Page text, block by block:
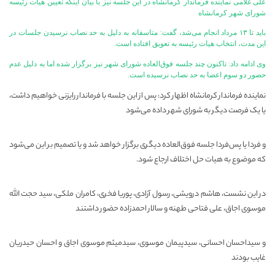
علی غلامی نماینده فرماندار کرمانشاه در این جلسه نیز با بیان اینکه تعیین هیات رئیسه
شورای شهر کرمانشاه
باید تا ۱۳ مرداد انجام می‌شد، گفت: متاسفانه به دلیل به حد نصاب نرسیدن جلسات در
این مدت، انتخاب هیات رئیسه به تعویق افتاده است.
وی ادامه داد: تاکنون چند جلسه فوق‌العاده شورای شهر نیز برگزار شده اما به دلیل عدم
حضور دو سوم اعضا به حد نصاب نرسیده است.
نماینده فرماندار کرمانشاه اظهار کرد: پس از این جلسه با فرماندار رایزنی خواهیم داشت،
یا یک فرصت دیگر به شورای شهر داده می‌شود
و فردا یا پس‌فردا جلسه فوق‌العاده دیگری برگزار خواهد شد و یا تصمیم بر این می‌شود
که موضوع به هیات حل اختلاف ارجاع شود.
در این نشست، هاشم درویشی، رسول آزادی، پوریا فخری، کامران ملکی، سید حجت الله
موسوی اجاق، علی فتاحی طهنه و سالار احمدزاده حضور داشتند
و سیداحسان احسانی، سیدپیمان موسوی، سیدمیثم موسوی اجاق و احسان حیدریان
غایب بودند